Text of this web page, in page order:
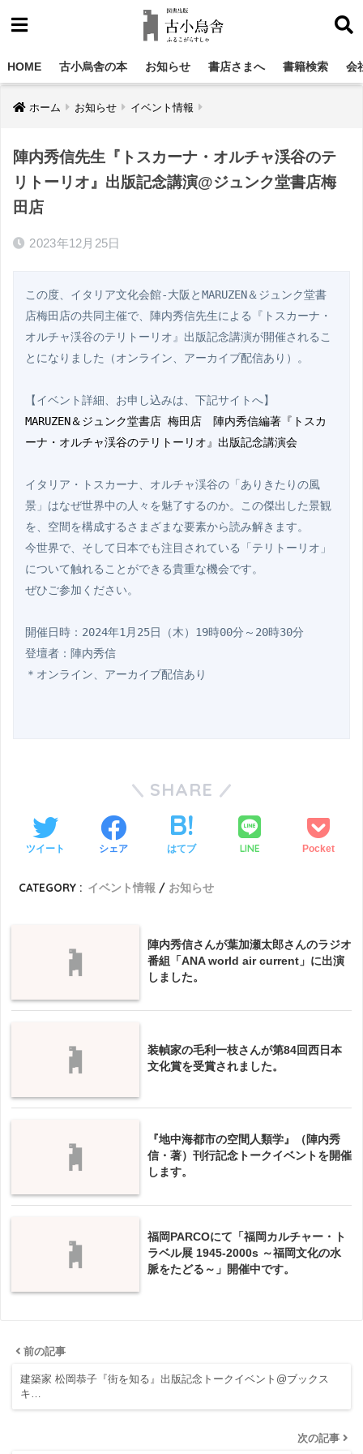
HOME 古小烏舎の本 お知らせ 書店さまへ 書籍検索 会
ホーム お知らせ イベント情報
陣内秀信先生『トスカーナ・オルチャ渓谷のテ
リトーリオ』出版記念講演@ジュンク堂書店梅
田店
2023年12月25日
この度、 イタリア文化会館‐大阪とMARUZEN＆ジュンク堂書
店梅田店の共同主催で、
陣内秀信先生による『トスカーナ・
オルチャ渓谷のテリトーリオ』出版記念講演が開催されるこ
とになりました（オンライン、アーカイブ配信あり）。
MARUZEN＆ジュンク堂書店 梅田店　陣内秀信編著『トスカ
ーナ・オルチャ渓谷のテリトーリオ』出版記念講演会
イタリア・トスカーナ、オルチャ渓谷の「ありきたりの風
景」はなぜ世界中の人々を魅了するのか。この傑出した景観
を、空間を構成するさまざまな要素から読み解きます。
今世界で、そして日本でも注目されている「テリトーリオ」
について触れることができる貴重な機会です。
ぜひご参加ください。
開催日時：2024年1月25日（木）19時00分～20時30分
登壇者：陣内秀信
＊オンライン、アーカイブ配信あり
SHARE
ツイート シェア はてブ LINE Pocket
CATEGORY : イベント情報 お知らせ
陣内秀信さんが葉加瀬太郎さんのラジオ
番組「ANA world air current」に出演
しました。
装幀家の毛利一枝さんが第84回西日本
文化賞を受賞されました。
『地中海都市の空間人類学』（陣内秀
信・著）刊行記念トークイベントを開催
します。
福岡PARCOにて「福岡カルチャー・ト
ラベル展 1945-2000s ～福岡文化の水
脈をたどる～」開催中です。
前の記事
建築家 松岡恭子『街を知る』出版記念トークイベント@ブックス
キ…
次の記事